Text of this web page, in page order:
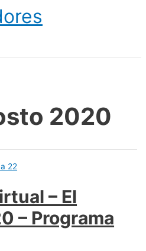
2020
– El
– Programa